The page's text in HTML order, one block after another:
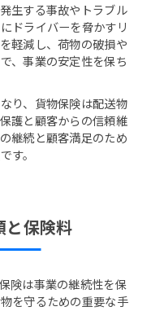
生する事故やトラブル
ドライバーを脅かすリ
軽減し、荷物の破損や
、事業の安定性を保ち
り、貨物保険は配送物
護と顧客からの信頼維
継続と顧客満足のため
す。
と保険料
険は事業の継続性を保
を守るための重要な手